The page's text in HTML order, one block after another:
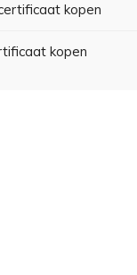
kopen
kopen